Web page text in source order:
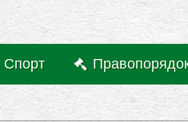
Спорт